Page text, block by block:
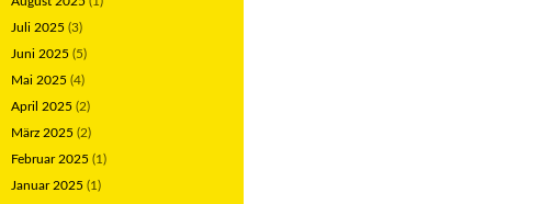
Juli 2025 (3)
Juni 2025 (5)
Mai 2025 (4)
April 2025 (2)
März 2025 (2)
Februar 2025 (1)
Januar 2025 (1)